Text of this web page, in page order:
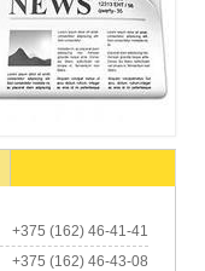
+375 (162) 46-41-41
+375 (162) 46-43-08